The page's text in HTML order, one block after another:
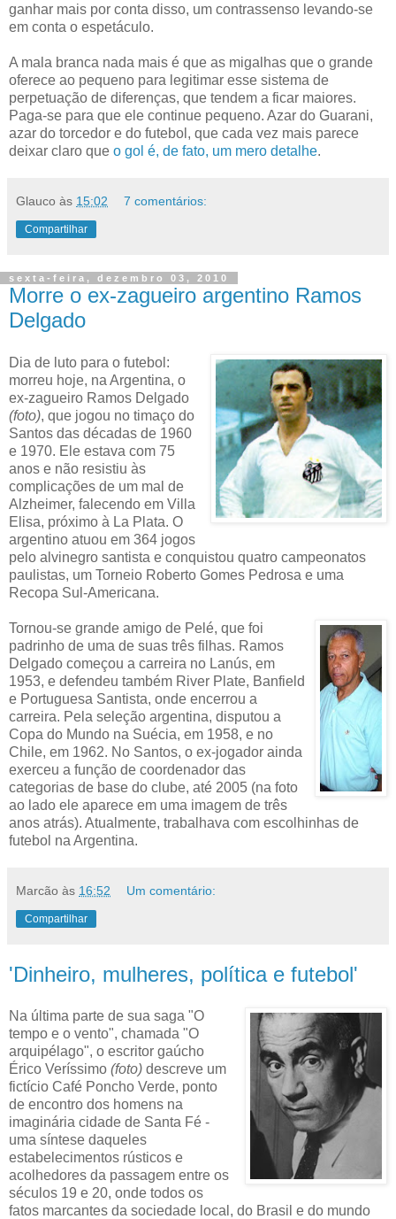
ganhar mais por conta disso, um contrassenso levando-se
em conta o espetáculo.
A mala branca nada mais é que as migalhas que o grande
oferece ao pequeno para legitimar esse sistema de
perpetuação de diferenças, que tendem a ficar maiores.
Paga-se para que ele continue pequeno. Azar do Guarani,
azar do torcedor e do futebol, que cada vez mais parece
deixar claro que o gol é, de fato, um mero detalhe.
Glauco às 15:02 7 comentários:
Compartilhar
sexta-feira, dezembro 03, 2010
Morre o ex-zagueiro argentino Ramos
Delgado
Dia de luto para o futebol:
morreu hoje, na Argentina, o
ex-zagueiro Ramos Delgado
(foto), que jogou no timaço do
Santos das décadas de 1960
e 1970. Ele estava com 75
anos e não resistiu às
complicações de um mal de
Alzheimer, falecendo em Villa
Elisa, próximo à La Plata. O
argentino atuou em 364 jogos
pelo alvinegro santista e conquistou quatro campeonatos
paulistas, um Torneio Roberto Gomes Pedrosa e uma
Recopa Sul-Americana.
Tornou-se grande amigo de Pelé, que foi
padrinho de uma de suas três filhas. Ramos
Delgado começou a carreira no Lanús, em
1953, e defendeu também River Plate, Banfield
e Portuguesa Santista, onde encerrou a
carreira. Pela seleção argentina, disputou a
Copa do Mundo na Suécia, em 1958, e no
Chile, em 1962. No Santos, o ex-jogador ainda
exerceu a função de coordenador das
categorias de base do clube, até 2005 (na foto
ao lado ele aparece em uma imagem de três
anos atrás). Atualmente, trabalhava com escolhinhas de
futebol na Argentina.
Marcão às 16:52 Um comentário:
Compartilhar
'Dinheiro, mulheres, política e futebol'
Na última parte de sua saga "O
tempo e o vento", chamada "O
arquipélago", o escritor gaúcho
Érico Veríssimo (foto) descreve um
fictício Café Poncho Verde, ponto
de encontro dos homens na
imaginária cidade de Santa Fé -
uma síntese daqueles
estabelecimentos rústicos e
acolhedores da passagem entre os
séculos 19 e 20, onde todos os
fatos marcantes da sociedade local, do Brasil e do mundo